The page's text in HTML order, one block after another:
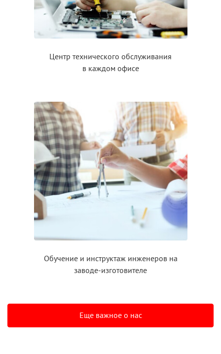
Центр технического обслуживания
в каждом офисе
Обучение и инструктажинженеров на
заводе-изготовителе
Еще важное о нас